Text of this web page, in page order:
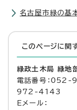
名古屋市緑の基
このページに関
緑政土木局 緑地
電話番号：
972-4143
Eメール：